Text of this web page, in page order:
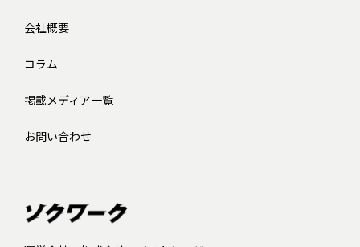
会社概要
コラム
掲載メディア一覧
お問い合わせ